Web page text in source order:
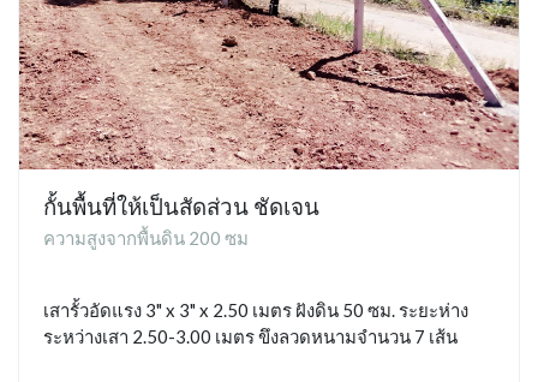
กั้นพื้นที่ให้เป็นสัดส่วน ชัดเจน
ความสูงจากพื้นดิน 200 ซม
เสารั้วอัดแรง 3" x 3" x 2.50 เมตร ฝังดิน 50 ซม. ระยะห่าง
ระหว่างเสา 2.50-3.00 เมตร ขึงลวดหนามจำนวน 7 เส้น